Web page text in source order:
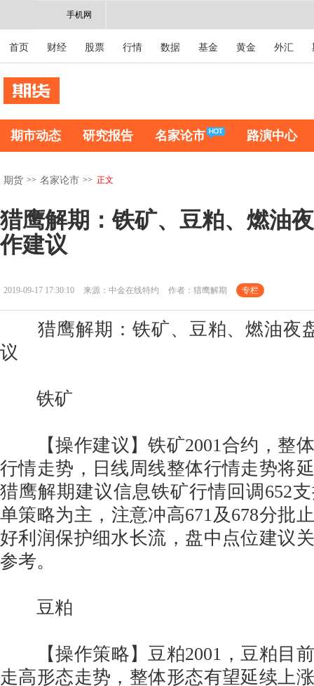
手机网
首页 财经 股票 行情 数据 基金 黄金 外汇
期市动态 研究报告 名家论市 路演中心
期货 >> 名家论市 >> 正文
猎鹰解期：铁矿、豆粕、燃油
作建议
2019-09-17 17:30:10 来源：中金在线特约 作者：猎鹰解期 专栏
猎鹰解期：铁矿、豆粕、燃油夜
议
铁矿
【操作建议】铁矿2001合约，整
行情走势，日线周线整体行情走势将
猎鹰解期建议信息铁矿行情回调652
单策略为主，注意冲高671及678分批
好利润保护细水长流，盘中点位建议
参考。
豆粕
【操作策略】豆粕2001，豆粕目
走高形态走势，整体形态有望延续上